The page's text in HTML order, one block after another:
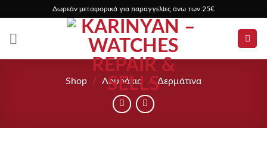
content
Δωρεάν μεταφορικά για παραγγελίες άνω των 25€
Shop / Λουράκια / Δερμάτινα